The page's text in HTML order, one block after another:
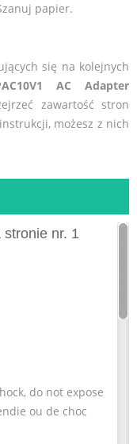
papier.
się na kolejnych
AC Adapter
zawartość stron
możesz z nich
nr. 1
do not expose
ou de choc